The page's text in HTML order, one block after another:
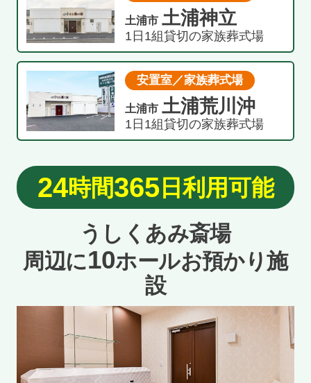
土浦市 土浦神立
1日1組貸切の家族葬式場
安置室／家族葬式場
土浦市 土浦荒川沖
1日1組貸切の家族葬式場
24時間365日利用可能
うしくあみ斎場
周辺に10ホールお預かり施
設